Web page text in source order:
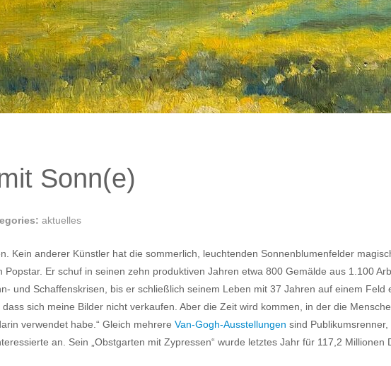
Sonn(e)
aktuelles
Kein anderer Künstler hat die sommerlich, leuchtenden Sonnenblumenfelder
Er schuf in seinen zehn produktiven Jahren etwa 800 Gemälde aus 1.100
und Schaffenskrisen, bis er schließlich seinem Leben mit 37 Jahren auf einem Feld
sich meine Bilder nicht verkaufen. Aber die Zeit wird kommen, in der die
verwendet habe.“ Gleich mehrere Van-Gogh-Ausstellungen sind
an. Sein „Obstgarten mit Zypressen“ wurde letztes Jahr für 117,2 Millionen